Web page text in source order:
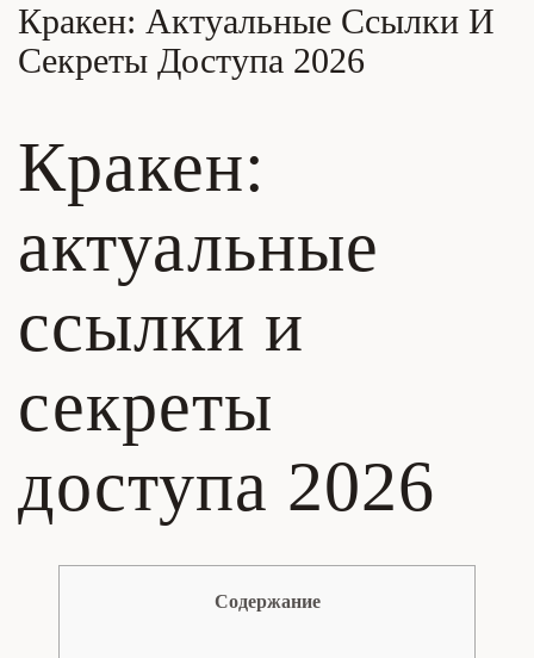
Кракен: Актуальные Ссылки И
Секреты Доступа 2026
Кракен:
актуальные
ссылки и
секреты
доступа 2026
Содержание